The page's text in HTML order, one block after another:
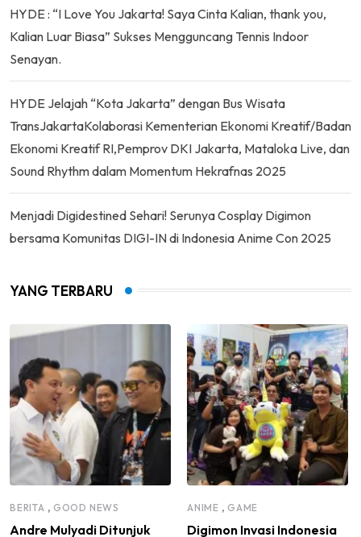
HYDE : “I Love You Jakarta! Saya Cinta Kalian, thank you,
Kalian Luar Biasa” Sukses Mengguncang Tennis Indoor
Senayan.
HYDE Jelajah “Kota Jakarta” dengan Bus Wisata
TransJakartaKolaborasi Kementerian Ekonomi Kreatif/Badan
Ekonomi Kreatif RI,Pemprov DKI Jakarta, Mataloka Live, dan
Sound Rhythm dalam Momentum Hekrafnas 2025
Menjadi Digidestined Sehari! Serunya Cosplay Digimon
bersama Komunitas DIGI-IN di Indonesia Anime Con 2025
YANG TERBARU
BERITA , GOOD NEWS
Andre Mulyadi Ditunjuk
ANIME , GAME
Digimon Invasi Indonesia